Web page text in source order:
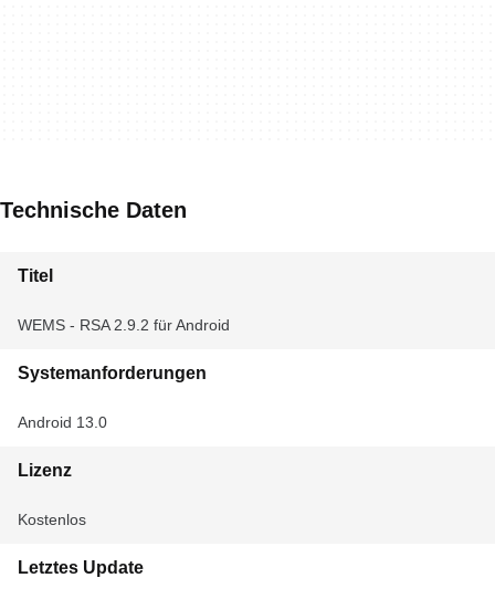
Technische Daten
Titel
WEMS - RSA 2.9.2 für Android
Systemanforderungen
Android 13.0
Lizenz
Kostenlos
Letztes Update